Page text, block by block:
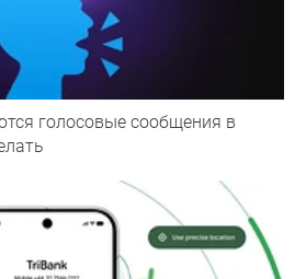
голосовые сообщения в